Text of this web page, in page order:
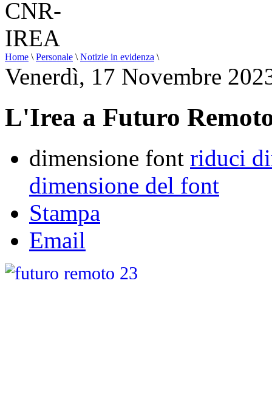
Home \ Personale \ Notizie in evidenza \
Venerdì, 17 Novembre
L'Irea a Futuro
dimensione font riduci
dimensione del font
Stampa
Email